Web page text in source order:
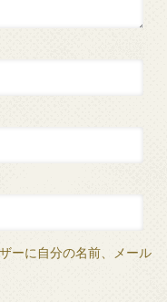
ーに自分の名前、メール